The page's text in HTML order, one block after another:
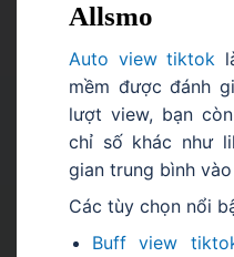
Allsmo
Auto view tiktok
mềm được đánh
lượt view, bạn
chỉ số khác như
gian trung bình
Các tùy chọn nổi
Buff view